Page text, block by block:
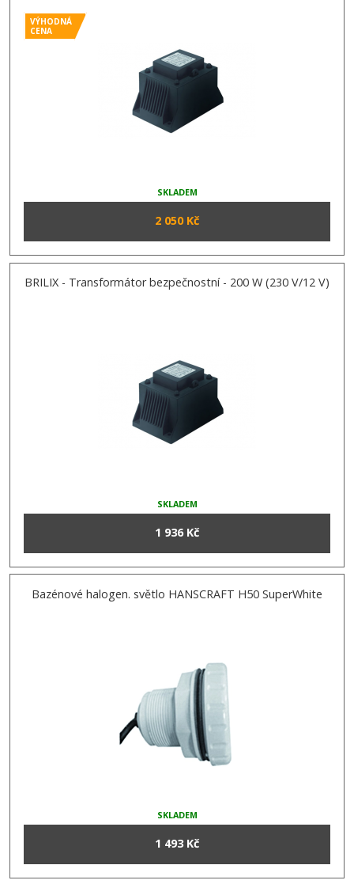
VÝHODNÁ
CENA
SKLADEM
2 050 Kč
BRILIX - Transformátor bezpečnostní - 200 W (230 V/12 V)
SKLADEM
1 936 Kč
Bazénové halogen. světlo HANSCRAFT H50 SuperWhite
SKLADEM
1 493 Kč